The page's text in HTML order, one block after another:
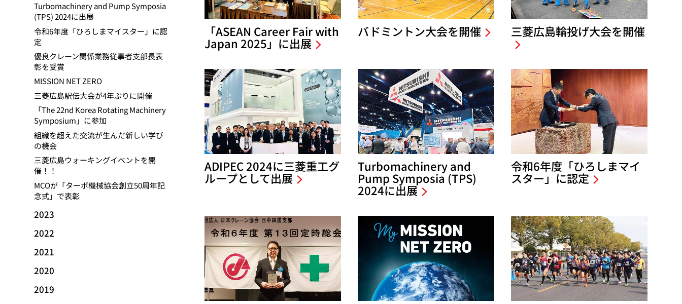
「ASEAN Career Fair with
Japan 2025」に出展
バドミントン大会を開催 三菱広島輪投げ大会を開催
ADIPEC 2024に三菱重工グ
ループとして出展
Turbomachinery and
Pump Symposia (TPS)
2024に出展
令和6年度「ひろしまマイ
スター」に認定
Turbomachinery and Pump Symposia
(TPS) 2024に出展
令和6年度「ひろしまマイスター」に認
定
優良クレーン関係業務従事者支部長表
彰を受賞
MISSION NET ZERO
三菱広島駅伝大会が4年ぶりに開催
「The 22nd Korea Rotating Machinery
Symposium」に参加
組織を超えた交流が生んだ新しい学び
の機会
三菱広島ウォーキングイベントを開
催！！
MCOが「ターボ機械協会創立50周年記
念式」で表彰
2023
2022
2021
2020
2019